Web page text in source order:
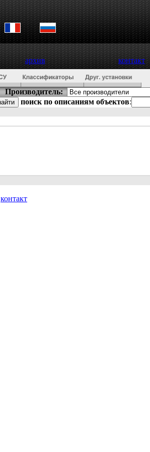
архив контакт
Производитель:
поиск по описаниям объектов:
контакт